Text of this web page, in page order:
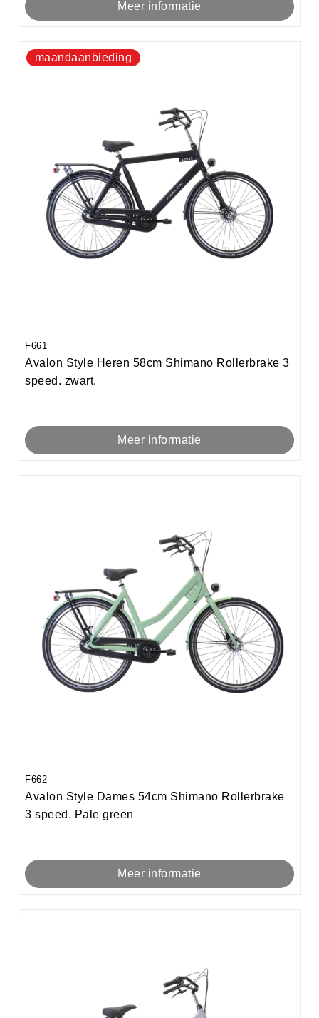
Meer informatie
F661
Avalon Style Heren 58cm Shimano Rollerbrake 3
speed. zwart.
Meer informatie
maandaanbieding
F662
Avalon Style Dames 54cm Shimano Rollerbrake
3 speed. Pale green
Meer informatie